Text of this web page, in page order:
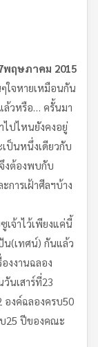
พฤษภาคม 2015
จหายเหมือนกัน
ล้วหรือ… ครั้นมา
ไปไหนยังคงอยู่
ป็นหนึ่งเดียวกับ
จึงต้องพบกับ
ารเฝ้าศีลฯบ้าง
จ้าไว้เพียงแค่นี้
น(เทศน์) กันแล้ว
งงานฉลอง
นเสาร์ที่23
งค์ฉลองครบ50
25 ปีของคณะ